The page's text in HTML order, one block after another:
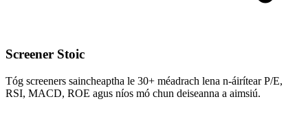
Screener Stoic
Tóg screeners saincheaptha le 30+ méadrach lena n-áirítear P/E,
RSI, MACD, ROE agus níos mó chun deiseanna a aimsiú.